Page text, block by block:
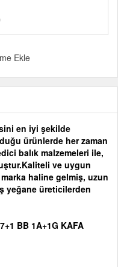
Ekle
en iyi şekilde
ürünlerde her zaman
balık malzemeleri ile,
ve uygun
haline gelmiş, uzun
yeğane üreticilerden
BB 1A+1G KAFA